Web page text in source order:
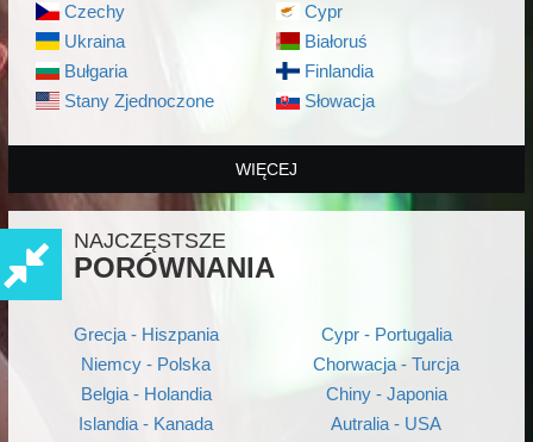
Czechy
Ukraina
Bułgaria
Stany Zjednoczone
Cypr
Białoruś
Finlandia
Słowacja
WIĘCEJ
NAJCZĘSTSZE
PORÓWNANIA
Grecja - Hiszpania
Niemcy - Polska
Belgia - Holandia
Islandia - Kanada
Cypr - Portugalia
Chorwacja - Turcja
Chiny - Japonia
Autralia - USA